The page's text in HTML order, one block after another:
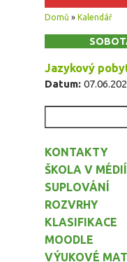
Jste zde
Domů » Kalendář
Jazykový
Datum:
KONTAKTY
ŠKOLA V
SUPLOVÁNÍ
ROZVRHY
KLASIFIKACE
MOODLE
VÝUKOVÉ